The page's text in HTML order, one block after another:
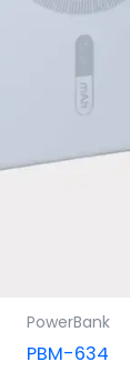
PowerBank
PBM-634